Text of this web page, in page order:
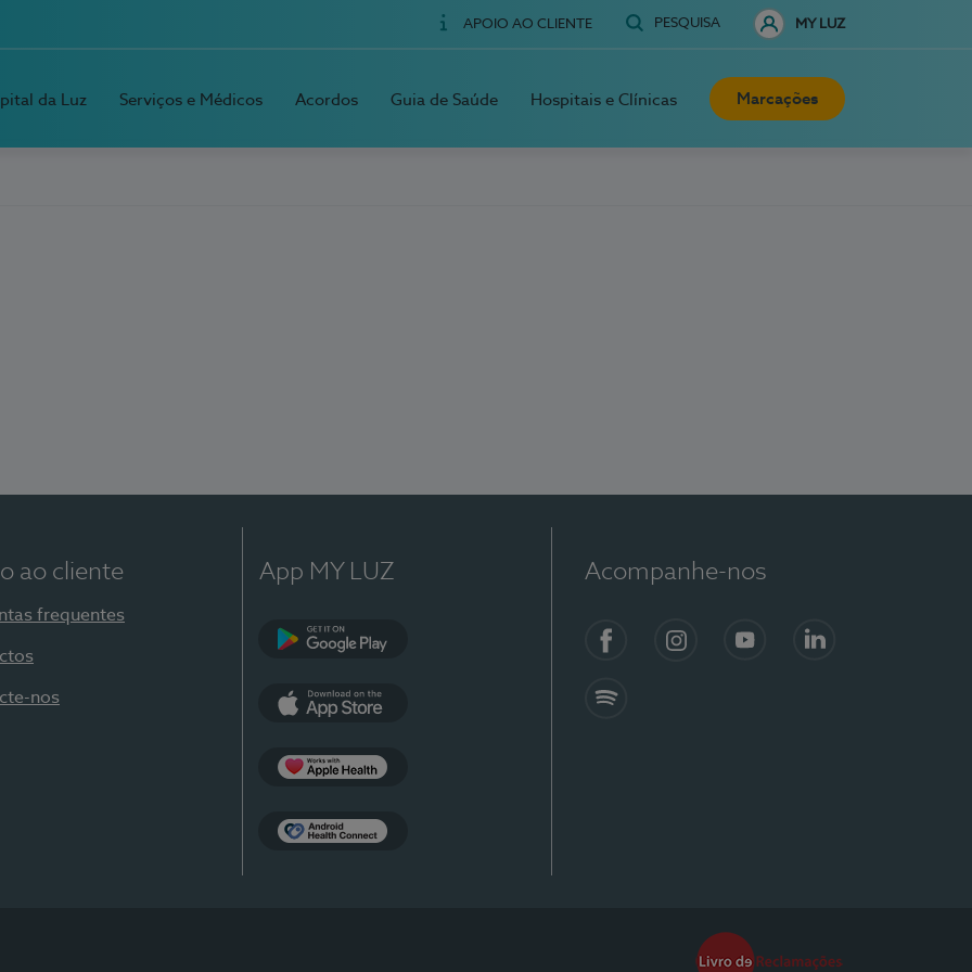
APOIO AO CLIENTE PESQUISA MY LUZ
da Luz Serviços e Médicos Acordos Guia de Saúde Hospitais e Clínicas Marcações
ao cliente
frequentes
nos
App MY LUZ Acompanhe-nos